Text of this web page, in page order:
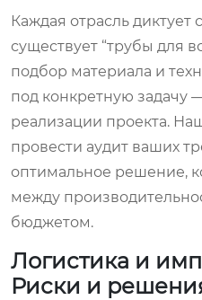
Каждая отрасль
существует “трубы для
подбор материала и
под конкретную задачу
реализации проекта.
провести аудит ваших
оптимальное решение,
между
бюджетом.
Логистика и
Риски и